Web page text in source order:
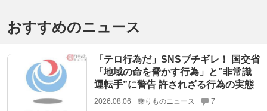
おすすめのニュース
「テロ行為だ」SNSブチギレ！ 国交省
「地域の命を脅かす行為」と”非常識
運転手”に警告 許されざる行為の実態
2026.08.06 乗りものニュース 7